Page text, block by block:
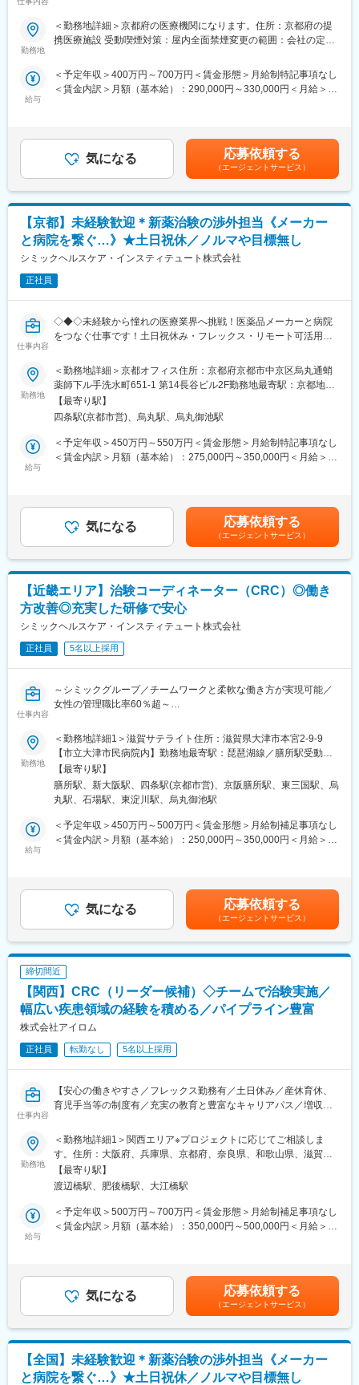
【研修制度について】
研修が入社後研修としてあり、PC慣れしていない方も安心してご
入社いただけます。
ォローアップ研修や、専門性を高める継続研修、階層別研修など
様々な研修をご用意しています。
【働きやすい制度と環境】
・ご自宅から1時間程度で通える施設をお任せする予定です。
・スーパーフレックスタイム制を導入しており、社員自身が業務
のスケジュールに合わせて始業、就業時間を決めることができま
す。
・5日間のリフレッシュ休暇制度や、時間単位で取得できる有給休
※育児休業から復帰し3ヶ月後に、育児補助支援金を給付。
※育児休業、時短勤務制度は入社～1年経過後から取得可能。
変更の範囲：会社の定める業務
■業務詳細／治験コーディネーター（CRCって何？）
新しい薬や治療法が安全で効果的かどうかを確かめるための臨床
＜具体的に＞
患者さんが治験に参加する手続きを助けたり、治験中のデータを
治験が成功するためにはCRCの役割が非常に重要で、医療の進歩
に貢献できるやりがいのある仕事です。
※担当する医療機関に常駐しての業務となります。
■治験コーディネーターで得られるスキル：
（1）コミュニケーション力：
患者さんに治験の内容をわかりやすく説明したり、医師や看護師
と連携することで伝える力が身に付きます。
（2）スケジュール管理力：
薬の種類や副作用、検査の内容など、医療に関する知識が自然と
増えていきます。薬剤師や看護師と話す機会も多いため学ぶこと
（4）パソコンや書類の整理力：
検査の結果を記録したり、書類をまとめたりする仕事もありま
す。パソコンの使い方や、正確に記録する力が身につきます。
（5）チームで働く力：
治験は医師、看護師、薬剤師など、いろんな職種の人と協力して
進めるので、チームワークの大切さを学べます。
残業時間も月10時間程度、産休育休の取得実績も多数あり、育児
手当もございます。
導入研修が80時間あり、手厚いフォロー体制があります。
CRC社内認定制度を採用し、継続研修を充実させることで常に新
しい知識を身につけ、スキルアップできる環境を用意していま
す。
■キャリアステップ：
CRCとして幅広い経験を積むことや、スペシャリストとして特定
の疾患領域の専門的な経験を積んでいくことも可能です。
また、グループの垣根を超えCRCからSMAやCRAへのキャリアチ
ェンジ、事業の枠をこえ新たなキャリアにチャレンジされている
変更の範囲：会社の定める業務
勤務地
＜勤務地詳細＞京都府の医療機関になります。住所：京都府の提
携医療施設 受動喫煙対策：屋内全面禁煙変更の範囲：会社の定め
給与
＜予定年収＞400万円～700万円＜賃金形態＞月給制特記事項なし
＜賃金内訳＞月額（基本給）：290,000円～330,000円＜月給＞
があります。月給(月額)は固定手当を含めた表記です。
気になる 応募依頼する
（エージェントサービス）
【京都】未経験歓迎＊新薬治験の渉外担当《メーカー
と病院を繋ぐ…》★土日祝休／ノルマや目標無し
シミックヘルスケア・インスティテュート株式会社
正社員
仕事内容
◇◆◇未経験から憧れの医療業界へ挑戦！医薬品メーカーと病院
をつなぐ仕事です！土日祝休み・フレックス・リモート可活用可
ーン・Iターンの方も大歓迎です◇◆◇
【当ポジションについて（SMA・治験事務局担当とは）】
治験を実施したい『製薬メーカー』と実施可能な『病院』をつな
ぐ、架け橋のようなお仕事です。正式名称をSMA（治験事務局担
当）といい、医療業界の専門職種となります。
する事で、日本の医療を支えるやりがいがあります。
や環境整備支援、事務業務などを担当していただきます。治験開
始の準備・開始・終了までのプロセスを推進頂きます。
■具体的には…：
・社内や社外の関係者との交渉・相談
・院内スタッフとの調整支援
・治験実施の可能性を確認するための調査
・治験に関する事務的業務の全体支援
【補足情報】
■魅力情報：
職とは違って個人ノルマや目標はありません。その代わり、チー
ム全体での目標が設定されているので、チームとしての一体感は
一般的な事業会社の営業と遜色ありません。むしろ個人ノルマが
ない分、風通しがとても良いです。
■外勤・内勤比率：
ら7割となります。※外勤：医療機関訪問、内勤：オフィス勤務
社にて集合研修 を行います。会社の事や業務を遂行する上で必要
な法令から実務まで座学中心でロープレを交えながら学びます。
その後、各拠点に配属され業務を引継ぎながらOJT担当者ととも
に医療機関へ同行するなど、徐々に業務を習得します。確認テス
トやチェックシートを用いながら習熟度を測り、入社後1年程度で
一人で担当を持てるようになります。尚、その後も定期的に中途
入社者に対してフォローを行う体制が整っています。
変更の範囲：会社の定める業務
勤務地
＜勤務地詳細＞京都オフィス住所：京都府京都市中京区烏丸通蛸
薬師下ル手洗水町651-1 第14長谷ビル2F勤務地最寄駅：京都地下
鉄鳥丸線／四条駅受動喫煙対策：屋内全面禁煙変更の範囲：会社
の定める事業所（リモートワーク含む）
【最寄り駅】
四条駅(京都市営)、烏丸駅、烏丸御池駅
給与
＜予定年収＞450万円～550万円＜賃金形態＞月給制特記事項なし
＜賃金内訳＞月額（基本給）：275,000円～350,000円＜月給＞
(月額)は固定手当を含めた表記です。
気になる 応募依頼する
（エージェントサービス）
【近畿エリア】治験コーディネーター（CRC）◎働き
方改善◎充実した研修で安心
シミックヘルスケア・インスティテュート株式会社
正社員 5名以上採用
仕事内容
～シミックグループ／チームワークと柔軟な働き方が実現可能／
女性の管理職比率60％超～
や私たちのQOLを向上させるべく、新しい治療法を開発する必要
があります。今回はそのための治験を実施する際の患者さんおよ
び医療機関のサポートを担う治験コーディネーター（通称CRC）
を募集しています。
・治験被験者である患者さんへの内容説明補助、ケア／相談
・治験担当医師の補助
・検査／投薬スケジュール調整、治験データの管理 など
※職場は基本的に委託されている医療機関であるため、自宅からの
がなく苦しんでいる患者さんに対して薬を届けられたり、最前線
で治療にあたる医師やスタッフのサポートを行え、治験が無事に
実しています。入社は原則偶数月と決まっており、同期入社者と
ともに2週間弱本社にて集合研修を行います。会社のことや業務を
遂行する上で必要な法令から実務まで座学中心でロープレを交え
ながら学んでいきます。その後、各拠点に配属され先輩社員から
業務を引継ぎながらOJT担当者とともに医療機関へ同行するな
ートを用いながら習熟度を測り、入社後1年程度で一人で担当を持
■同社の魅力：
・チームワーク：通常は1人で業務にあたることが多いですが、困
られます。また、家族の急な体調不良や突発休の場合にも周囲が
代理対応をしてくれる風土があり、チームワークが強みです。
・働きやすい環境：2019年度の月間の平均残業時間は12.1時間で
した。管理職における女性比率も63.6%と、ライフイベントの多
りますが、定期的にあるものではなく適性や希望に応じて配置し
ています。
勤務地
＜勤務地詳細1＞滋賀サテライト住所：滋賀県大津市本宮2-9-9
【市立大津市民病院内】勤務地最寄駅：琵琶湖線／膳所駅受動喫
煙対策：屋内全面禁煙＜勤務地詳細2＞大阪オフィス 住所：大阪
府大阪市淀川区宮原4-1-6 アクロス新大阪 9F受動喫煙対策：屋内
全面禁煙＜勤務地詳細3＞京都サテライト住所：京都府京都市中京
駅：京都市営地下鉄線／四条駅受動喫煙対策：屋内全面禁煙変更
の範囲：会社の定める事業所
【最寄り駅】
膳所駅、新大阪駅、四条駅(京都市営)、京阪膳所駅、東三国駅、烏
丸駅、石場駅、東淀川駅、烏丸御池駅
給与
＜予定年収＞450万円～500万円＜賃金形態＞月給制補足事項なし
＜賃金内訳＞月額（基本給）：250,000円～350,000円＜月給＞
気になる 応募依頼する
（エージェントサービス）
締切間近
【関西】CRC（リーダー候補）◇チームで治験実施／
幅広い疾患領域の経験を積める／パイプライン豊富
株式会社アイロム
正社員 転勤なし 5名以上採用
仕事内容
【安心の働きやすさ／フレックス勤務有／土日休み／産休育休、
育児手当等の制度有／充実の教育と豊富なキャリアパス／増収増
■職務概要：
業界内でトップクラスの実績を誇る同社のCRC（治験コーディネ
ーター）として下記業務を行っていただきます。
・患者への試験の説明
・治験のスケジュール管理
・各種データの収集、管理など
チームで助け合いながら行いますので困ったことや突発的なこと
が起こった際にもメンバー同士でフォローしあえるので安心で
チームで複数の治験を実施していきますので、幅広い疾患領域を
担当することができます。
オンコロジーはもちろん、希少疾患など幅広い領域を受託してお
勤務地
＜勤務地詳細1＞関西エリア※プロジェクトに応じてご相談しま
す。住所：大阪府、兵庫県、京都府、奈良県、和歌山県、滋賀県
担当エリアはご自宅の場所を考慮し、決定します。提携医療施設
に外訪します。受動喫煙対策：屋内全面禁煙＜勤務地詳細2＞大阪
グ7F勤務地最寄駅：四ツ橋線／肥後橋駅受動喫煙対策：屋内全面
禁煙変更の範囲：会社の定める事業所
【最寄り駅】
渡辺橋駅、肥後橋駅、大江橋駅
給与
＜予定年収＞500万円～700万円＜賃金形態＞月給制補足事項なし
＜賃金内訳＞月額（基本給）：350,000円～500,000円＜月給＞
る可能性があります。月給(月額)は固定手当を含めた表記です。
気になる 応募依頼する
（エージェントサービス）
【全国】未経験歓迎＊新薬治験の渉外担当《メーカー
と病院を繋ぐ…》★土日祝休／ノルマや目標無し